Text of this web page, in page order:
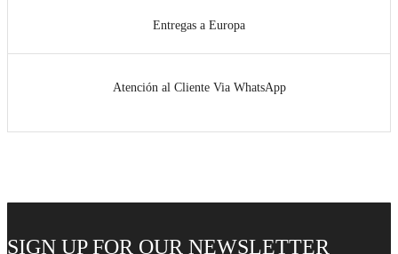
Entregas a Europa
Atención al Cliente Via WhatsApp
SIGN UP FOR OUR NEWSLETTER